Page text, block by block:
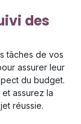
des
tâches de vos
assurer leur
du budget.
assurez la
réussie.